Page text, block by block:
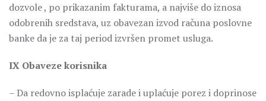
dozvole , po prikazanim fakturama, a najviše do iznosa
odobrenih sredstava, uz obavezan izvod računa poslovne
banke da je za taj period izvršen promet usluga.
IX Obaveze korisnika
– Da redovno isplaćuje zarade i uplaćuje porez i doprinose